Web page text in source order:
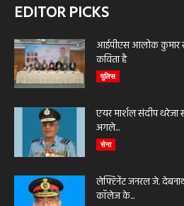
EDITOR PICKS
आईपीएस आलोक कुमार
कविता है
पुलिस
एयर मार्शल संदीप
अगले...
सेना
लेफ्टिनेंट जनरल जे.
कॉलेज के...